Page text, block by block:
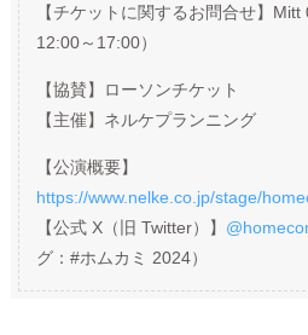
【チケットに関するお問合せ】
12:00～17:00）
【協賛】ローソンチケット
【主催】ネルケプランニング
【公演概要】
https://www.nelke.co.jp/stage/
【公式 X（旧 Twitter）】
グ：#ホムカミ 2024）